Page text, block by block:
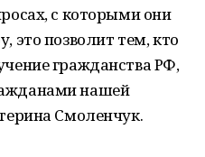
с которыми они
это позволит тем, кто
гражданства РФ,
нашей
Смоленчук.